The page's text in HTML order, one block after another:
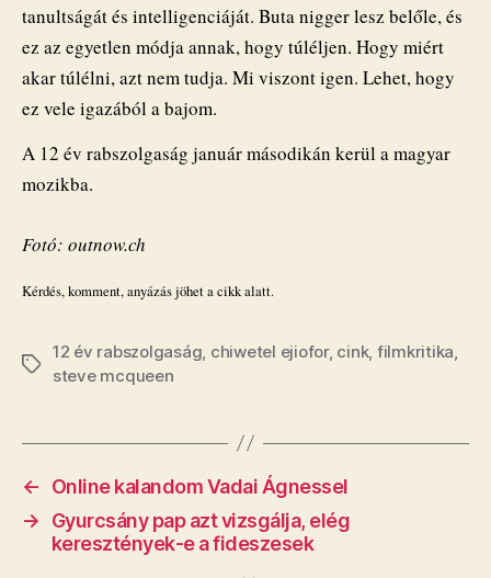
tanultságát és intelligenciáját. Buta nigger lesz belőle, és
ez az egyetlen módja annak, hogy túléljen. Hogy miért
akar túlélni, azt nem tudja. Mi viszont igen. Lehet, hogy
ez vele igazából a bajom.
A 12 év rabszolgaság január másodikán kerül a magyar
mozikba.
Fotó: outnow.ch
Kérdés, komment, anyázás jöhet a cikk alatt.
Címkék
12 év rabszolgaság, chiwetel ejiofor, cink, filmkritika,
steve mcqueen
←
​Online kalandom Vadai Ágnessel
→
​Gyurcsány pap azt vizsgálja, elég
keresztények-e a fideszesek